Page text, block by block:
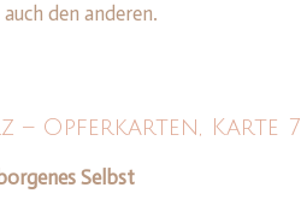
den anderen.
– Opferkarten, Karte 7
Selbst